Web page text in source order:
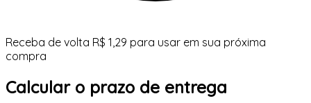
Receba de volta R$ 1,29 para usar em sua próxima
compra
Calcular o prazo de entrega